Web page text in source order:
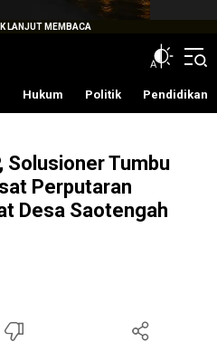
Hukum Politik Pendidikan
Solusioner Tumbu
Perputaran
Desa Saotengah